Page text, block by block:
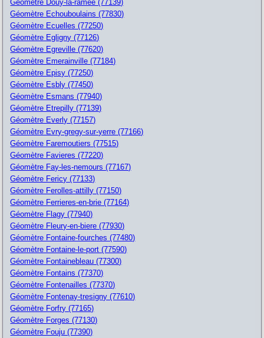
Géomètre Douy-la-ramee (77139)
Géomètre Echouboulains (77830)
Géomètre Ecuelles (77250)
Géomètre Egligny (77126)
Géomètre Egreville (77620)
Géomètre Emerainville (77184)
Géomètre Episy (77250)
Géomètre Esbly (77450)
Géomètre Esmans (77940)
Géomètre Etrepilly (77139)
Géomètre Everly (77157)
Géomètre Evry-gregy-sur-yerre (77166)
Géomètre Faremoutiers (77515)
Géomètre Favieres (77220)
Géomètre Fay-les-nemours (77167)
Géomètre Fericy (77133)
Géomètre Ferolles-attilly (77150)
Géomètre Ferrieres-en-brie (77164)
Géomètre Flagy (77940)
Géomètre Fleury-en-biere (77930)
Géomètre Fontaine-fourches (77480)
Géomètre Fontaine-le-port (77590)
Géomètre Fontainebleau (77300)
Géomètre Fontains (77370)
Géomètre Fontenailles (77370)
Géomètre Fontenay-tresigny (77610)
Géomètre Forfry (77165)
Géomètre Forges (77130)
Géomètre Fouju (77390)